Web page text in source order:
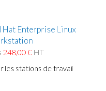
Hat Enterprise Linux
248,00 € HT
les stations de travail